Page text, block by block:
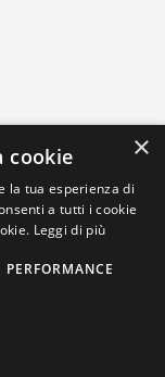
×
cookie
la tua esperienza di
a tutti i cookie
Leggi di più
PERFORMANCE